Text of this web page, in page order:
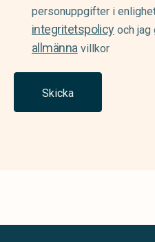
(Required)
personuppgifter i
integritetspolicyoch jag
allmännavillkor
Skicka